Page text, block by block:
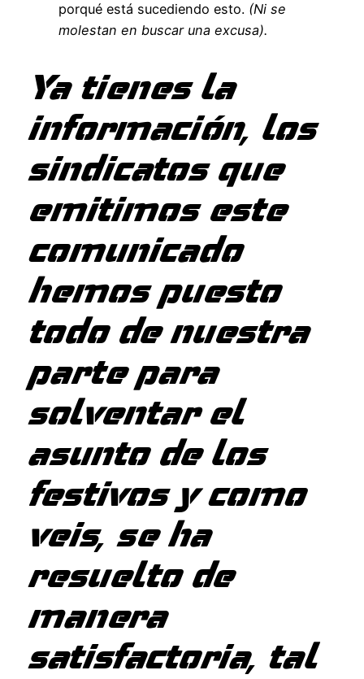
porqué está sucediendo esto. (Ni se
molestan en buscar una excusa).
Ya tienes la
información, los
sindicatos que
emitimos este
comunicado
hemos puesto
todo de nuestra
parte para
solventar el
asunto de los
festivos y como
veis, se ha
resuelto de
manera
satisfactoria, tal